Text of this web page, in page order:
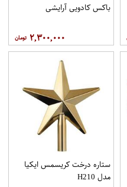
باکس کادویی آرایشی
۲,۳۰۰,۰۰۰
ستاره درخت کریسمس ایکیا
مدل H210